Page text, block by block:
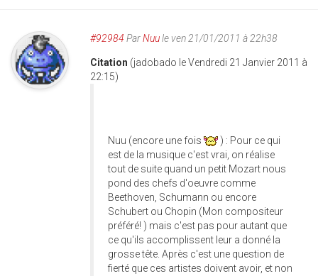
#92984 ParNuule ven 21/01/2011 à 22h38
Citation (jadobado le Vendredi 21 Janvier 2011 à
22:15)
Nuu (encore une fois
) : Pour ce qui
est de la musique c'est vrai, on réalise
tout de suite quand un petit Mozart nous
pond des chefs d'oeuvre comme
Beethoven, Schumann ou encore
Schubert ou Chopin (Mon compositeur
préféré! ) mais c'est pas pour autant que
ce qu'ils accomplissent leur a donné la
grosse tête. Après c'est une question de
fierté que ces artistes doivent avoir, et non